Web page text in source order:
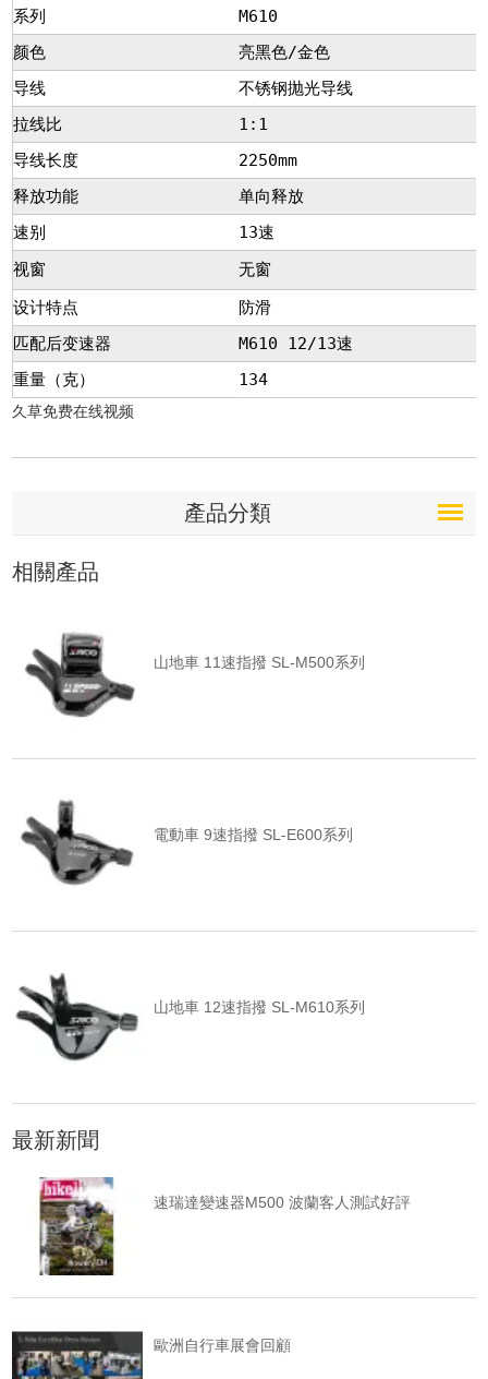
系列
M610
颜色
亮黑色/金色
导线
不锈钢抛光导线
拉线比
1:1
导线长度
2250mm
释放功能
单向释放
速别
13速
视窗
无窗
设计特点
防滑
匹配后变速器
M610 12/13速
重量（克）
134
久草免费在线视频
產品分類
相關產品
山地車 11速指撥 SL-M500系列
電動車 9速指撥 SL-E600系列
山地車 12速指撥 SL-M610系列
最新新聞
速瑞達變速器M500 波蘭客人測試好評
歐洲自行車展會回顧